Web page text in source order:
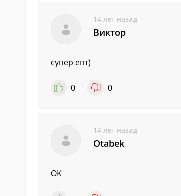
14 лет назад
Виктор
супер епт)
0 0
14 лет назад
Otabek
OK